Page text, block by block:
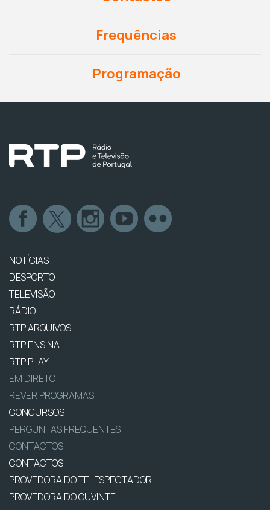
Frequências
Programação
NOTÍCIAS
DESPORTO
TELEVISÃO
RÁDIO
RTP ARQUIVOS
RTP ENSINA
RTP PLAY
EM DIRETO
REVER PROGRAMAS
CONCURSOS
PERGUNTAS FREQUENTES
CONTACTOS
CONTACTOS
PROVEDORA DO TELESPECTADOR
PROVEDORA DO OUVINTE